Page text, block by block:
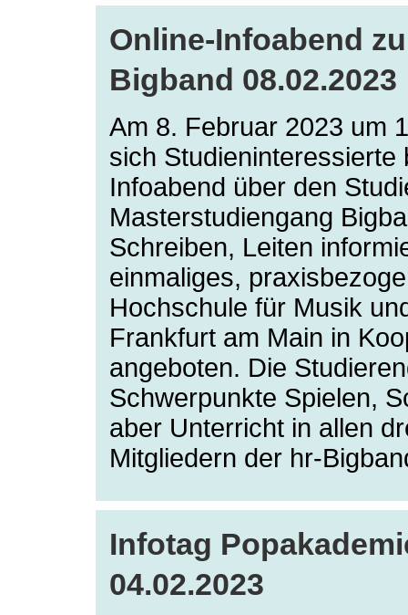
Online-Infoabend
Bigband 08.02.2023
Am 8. Februar 2023 um
sich Studieninteressierte
Infoabend über den
Masterstudiengang
Schreiben, Leiten
einmaliges,
Hochschule für Musik
Frankfurt am Main in
angeboten. Die
Schwerpunkte Spielen,
aber Unterricht in allen
Mitgliedern der hr-
Infotag
04.02.2023